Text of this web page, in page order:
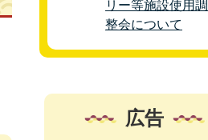
リー等施設使用調
整会について
広告